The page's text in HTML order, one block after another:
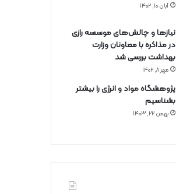
آبان ۱۰, ۱۴۰۲
نیازها و چالش‌های موسسه رازی
در مذاکره با معاونان وزارت
بهداشت بررسی شد
مهر ۸, ۱۴۰۲
پژوهشگاه مواد و انرژی را بیشتر
بشناسیم
بهمن ۲۲, ۱۴۰۳